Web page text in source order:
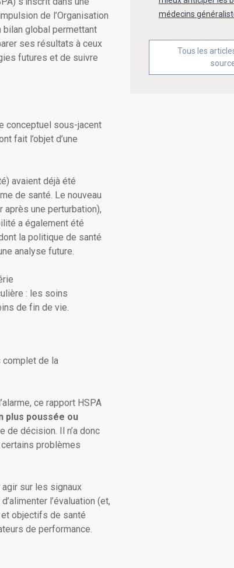
de l’Organisation
bilan global permettant
ses résultats à ceux
futures et de suivre
conceptuel sous-jacent
fait l’objet d’une
avaient déjà été
de santé. Le nouveau
une perturbation),
a également été
la politique de santé
analyse future.
: les soins
de fin de vie.
complet de la
ce rapport HSPA
plus poussée ou
de décision. Il n’a donc
problèmes
sur les signaux
l’évaluation (et,
objectifs de santé
de performance.
médecins
Tous les